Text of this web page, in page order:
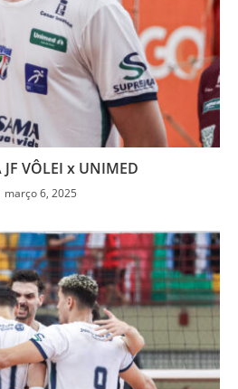
JF VÔLEI x UNIMED
março 6, 2025